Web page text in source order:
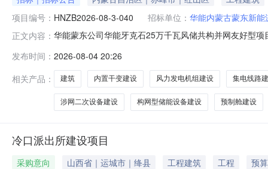
项目编号： HNZB2026-08-3-040 招标单位： 华能内蒙古蒙东新能
正文内容： 华能蒙东公司华能牙克石25万千瓦风储共构并网友好型
现进行公开招标。2.项目概况与招标范围2.1建设地点：
市县城约
发布时间： 2026-08-04 20:26
相关产品：
建筑 内置干变建设 风力发电机组建设 集电线路
涉网二次设备建设 构网型储能设备建设 预制舱建设
冷口派出所建设项目
采购意向 山西省｜运城市｜绛县 工程建筑 工程
预